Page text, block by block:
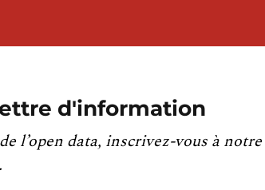
d'information
l’open data, inscrivez-vous à notre